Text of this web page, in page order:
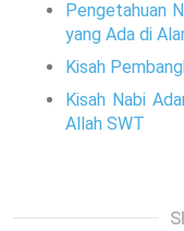
Pengetahuan
yang Ada di
Kisah
Kisah Nabi
Allah SWT